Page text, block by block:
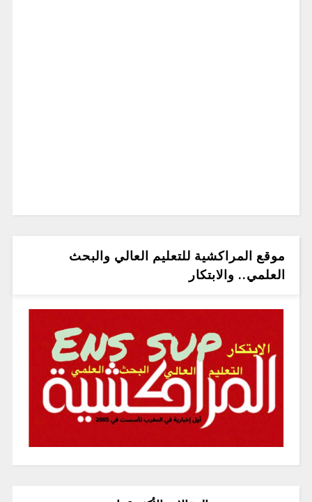
موقع المراكشية للتعليم العالي والبحث
العلمي.. والابتكار